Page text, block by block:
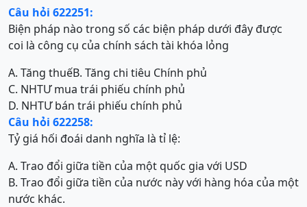
Câu hỏi 622251:
Biện pháp nào trong số các biện pháp dưới đây được
coi là công cụ của chính sách tài khóa lỏng
A. Tăng thuếB. Tăng chi tiêu Chính phủ
C. NHTƯ mua trái phiếu chính phủ
D. NHTƯ bán trái phiếu chính phủ
Câu hỏi 622258:
Tỷ giá hối đoái danh nghĩa là tỉ lệ:
A. Trao đổi giữa tiền của một quốc gia với USD
B. Trao đổi giữa tiền của nước này với hàng hóa của một
nước khác.